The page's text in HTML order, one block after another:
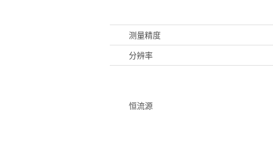
测量精度
分辨率
恒流源